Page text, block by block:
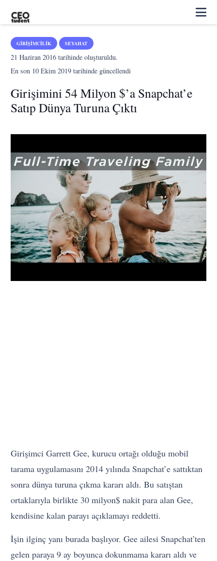
GIRIŞIMCILIK SEYAHAT
21 Haziran 2016 tarihinde oluşturuldu.
En son 10 Ekim 2019 tarihinde güncellendi
Girişimini 54 Milyon $’a Snapchat’e
Satıp Dünya Turuna Çıktı
Girişimci Garrett Gee, kurucu ortağı olduğu mobil
tarama uygulamasını 2014 yılında Snapchat’e sattıktan
sonra dünya turuna çıkma kararı aldı. Bu satıştan
ortaklarıyla birlikte 30 milyon$ nakit para alan Gee,
kendisine kalan parayı açıklamayı reddetti.
İşin ilginç yanı burada başlıyor. Gee ailesi Snapchat’ten
gelen paraya 9 ay boyunca dokunmama kararı aldı ve